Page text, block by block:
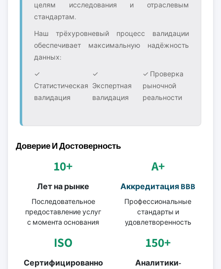
целям исследования и отраслевым
стандартам.
Наш трёхуровневый процесс валидации
обеспечивает максимальную надёжность
данных:
✓
Статистическая
валидация
✓
Экспертная
валидация
✓ Проверка
рыночной
реальности
Доверие И Достоверность
10+
Лет на рынке
Последовательное
предоставление услуг
с момента основания
A+
Аккредитация BBB
Профессиональные
стандарты и
удовлетворенность
ISO
Сертифицированно
150+
Аналитики-